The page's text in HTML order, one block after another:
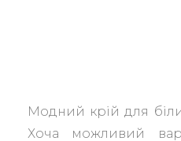
Модний крій для
Хоча можливий